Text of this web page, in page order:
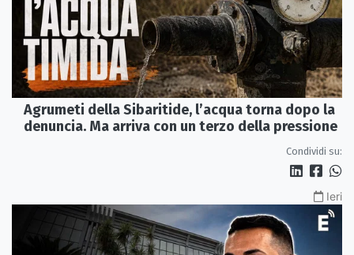
Agrumeti della Sibaritide, l’acqua torna dopo la
denuncia. Ma arriva con un terzo della pressione
Condividi su:
Ieri